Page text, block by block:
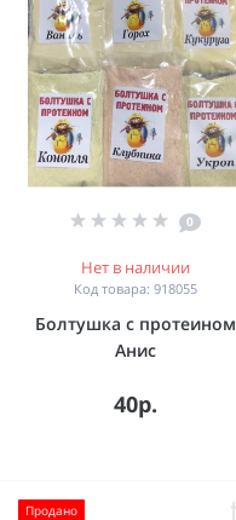
0
Нет в наличии
Код товара: 918055
Болтушка с протеином
Анис
40р.
Продано